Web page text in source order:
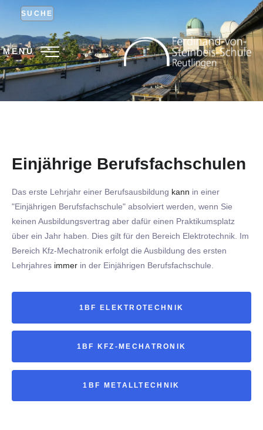
SUCHE
MENÜ
Einjährige Berufsfachschulen
Das erste Lehrjahr einer Berufsausbildung kann in einer
"Einjährigen Berufsfachschule" absolviert werden, wenn Sie
keinen Ausbildungsvertrag aber dafür einen Praktikumsplatz
über ein Jahr haben. Dies gilt für den Bereich Elektrotechnik. Im
Bereich Kfz-Mechatronik erfolgt die Ausbildung des ersten
Lehrjahres immer in der Einjährigen Berufsfachschule.
1BF ELEKTROTECHNIK
1BF KFZ-MECHATRONIK
1BF METALLTECHNIK